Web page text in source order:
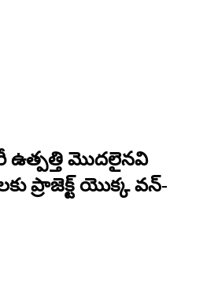
ఉత్పత్తి మొదలైనవి
ప్రాజెక్ట్ యొక్క వన్-